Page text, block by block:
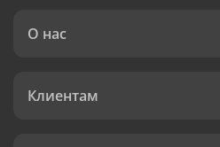
О нас
Клиентам